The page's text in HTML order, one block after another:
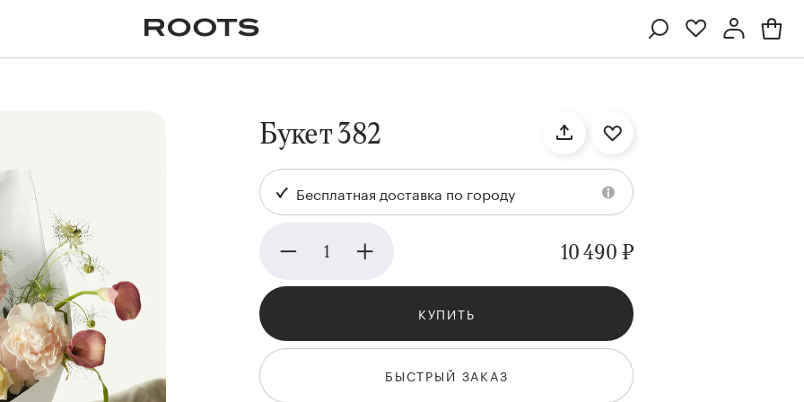
Профиль
Kenzan
Букет 382
Бесплатная доставка по городу
10 490 ₽
КУПИТЬ
БЫСТРЫЙ ЗАКАЗ